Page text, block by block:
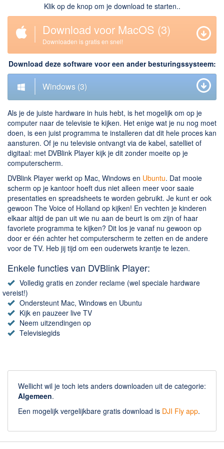
Downloaden
BitTorrent Clients
Onderhoud & Veiligheid
Computer opschonen
Veilig online
Productiviteit
Adresboek en contacten
Planning en organisatie
Overige
Algemeen
Chatten en bellen
Dating apps
Rar en Zip (Compressie - Unzip)
Shopping
Spelletjes en Games
Webbrowsers
Klik op de knop om je download te starten..
Download voor MacOS (3)
Downloaden is gratis en snel!
Download deze software voor een ander besturingssysteem:
Windows (3)
Als je de juiste hardware in huis hebt, is het mogelijk om op je
computer naar de televisie te kijken. Het enige wat je nu nog moet
doen, is een juist programma te installeren dat dit hele proces kan
aansturen. Of je nu televisie ontvangt via de kabel, satelliet of
digitaal: met DVBlink Player kijk je dit zonder moeite op je
computerscherm.
DVBlink Player werkt op Mac, Windows en Ubuntu. Dat mooie
scherm op je kantoor hoeft dus niet alleen meer voor saaie
presentaties en spreadsheets te worden gebruikt. Je kunt er ook
gewoon The Voice of Holland op kijken! En vechten je kinderen
elkaar altijd de pan uit wie nu aan de beurt is om zijn of haar
favoriete programma te kijken? Dit los je vanaf nu gewoon op
door er één achter het computerscherm te zetten en de andere
voor de TV. Heb jij tijd om een ouderwets krantje te lezen.
Enkele functies van DVBlink Player:
Volledig gratis en zonder reclame (wel speciale hardware
vereist!)
Ondersteunt Mac, Windows en Ubuntu
Kijk en pauzeer live TV
Neem uitzendingen op
Televisiegids
Wellicht wil je toch iets anders downloaden uit de categorie:
Algemeen.
Een mogelijk vergelijkbare gratis download is DJI Fly app.